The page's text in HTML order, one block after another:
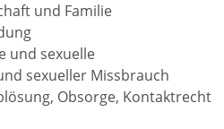
und Familie
und sexuelle
sexueller Missbrauch
Obsorge, Kontaktrecht